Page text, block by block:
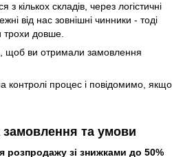
кількох складів, через логістичні
від нас зовнішні чинники - тоді
трохи довше.
щоб ви отримали замовлення
процес і повідомимо, якщо
замовлення та умови
розпродажу зі знижками до 50%